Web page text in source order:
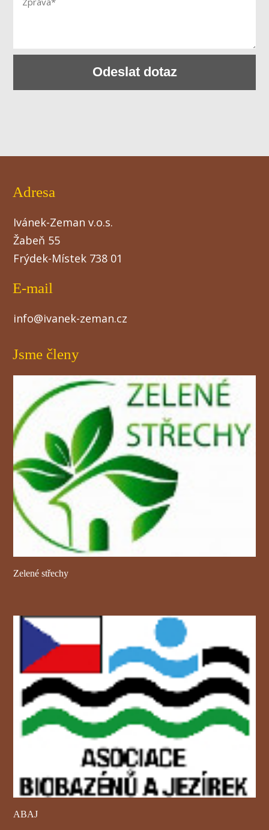
Odeslat dotaz
Adresa
Ivánek-Zeman v.o.s.
Žabeň 55
Frýdek-Místek 738 01
E-mail
info@ivanek-zeman.cz
Jsme členy
Zelené střechy
ABAJ